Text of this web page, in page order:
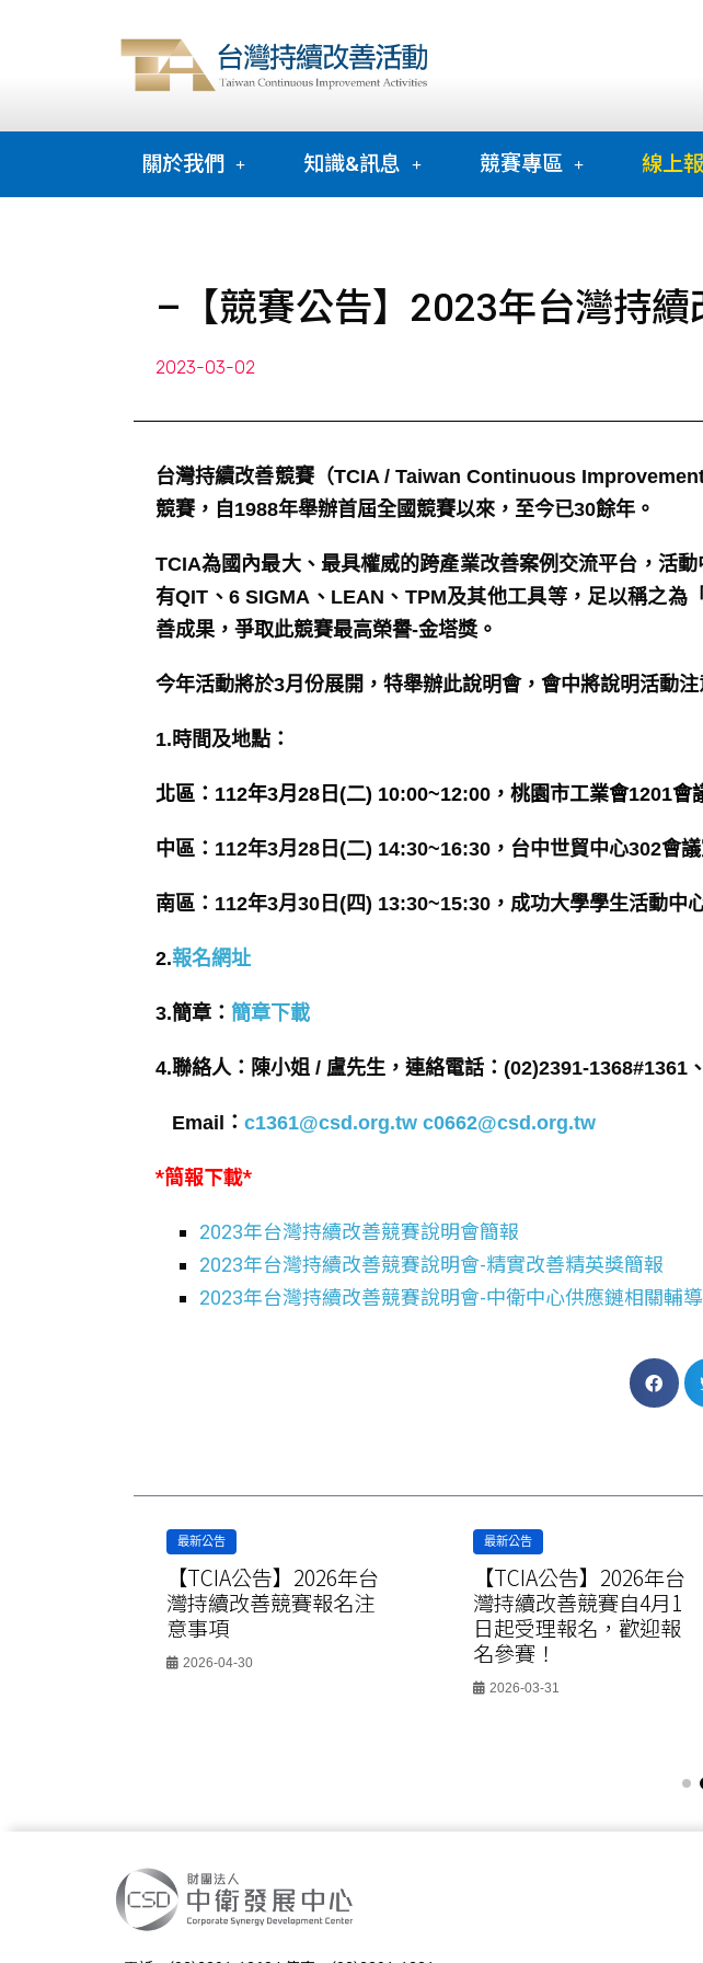
關於我們 知識&訊息 競賽專區 線上
–【競賽公告】2023年台灣持續
2023-03-02
台灣持續改善競賽（TCIA / Taiwan Continuous
競賽，自1988年舉辦首屆全國競賽以來，至今已30餘年。
TCIA為國內最大、最具權威的跨產業改善案例交流平台，活
有QIT、6 SIGMA、LEAN、TPM及其他工具等，足以稱之
善成果，爭取此競賽最高榮譽-金塔獎。
今年活動將於3月份展開，特舉辦此說明會，會中將說明活動
1.時間及地點：
北區：112年3月28日(二) 10:00~12:00，桃園市工業會1201會
中區：112年3月28日(二) 14:30~16:30，台中世貿中心302會
南區：112年3月30日(四) 13:30~15:30，成功大學學生活動中
2.報名網址
3.簡章： 簡章下載
4.聯絡人：陳小姐 / 盧先生，連絡電話：(02)2391-1368#1361
Email： c1361@csd.org.tw c0662@csd.org.tw
*簡報下載*
2023年台灣持續改善競賽說明會簡報
2023年台灣持續改善競賽說明會-精實改善精英獎簡報
2023年台灣持續改善競賽說明會-中衛中心供應鏈相關輔
最新公告
【TCIA公告】2026年台
灣持續改善競賽報名注
意事項
2026-04-30
最新公告
【TCIA公告】2026年台
灣持續改善競賽自4月1
日起受理報名，歡迎報
名參賽！
2026-03-31